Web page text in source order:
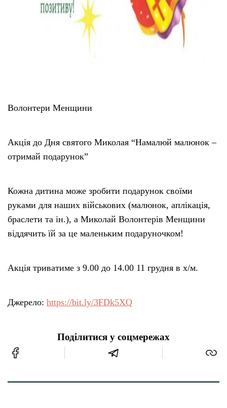
Волонтери Менщини
Акція до Дня святого Миколая “Намалюй малюнок –
отримай подарунок”
Кожна дитина може зробити подарунок своїми
руками для наших військових (малюнок, аплікація,
браслети та ін.), а Миколай Волонтерів Менщини
віддячить їй за це маленьким подаруночком!
Акція триватиме з 9.00 до 14.00 11 грудня в х/м.
Джерело: https://bit.ly/3FDk5XQ
Поділитися у соцмережах